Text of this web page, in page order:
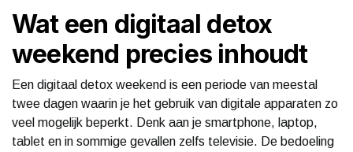
Wat een digitaal detox
weekend precies inhoudt
Een digitaal detox weekend is een periode van meestal
twee dagen waarin je het gebruik van digitale apparaten zo
veel mogelijk beperkt. Denk aan je smartphone, laptop,
tablet en in sommige gevallen zelfs televisie. De bedoeling